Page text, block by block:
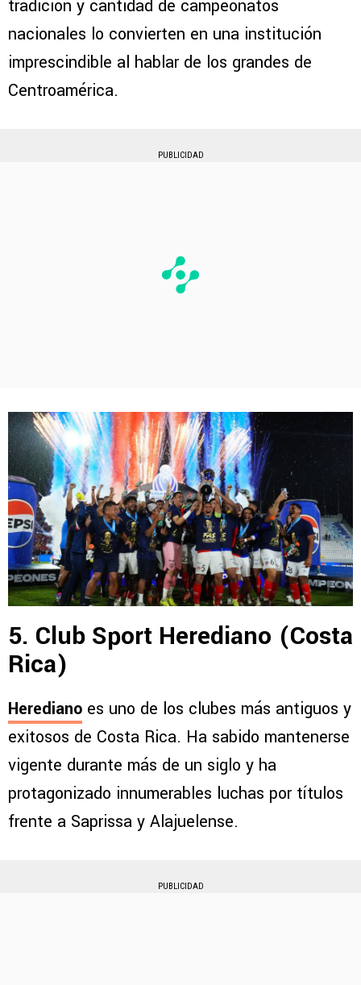
tradición y cantidad de campeonatos
nacionales lo convierten en una institución
imprescindible al hablar de los grandes de
Centroamérica.
PUBLICIDAD
5. Club Sport Herediano (Costa
Rica)
Herediano es uno de los clubes más antiguos y
exitosos de Costa Rica. Ha sabido mantenerse
vigente durante más de un siglo y ha
protagonizado innumerables luchas por títulos
frente a Saprissa y Alajuelense.
PUBLICIDAD